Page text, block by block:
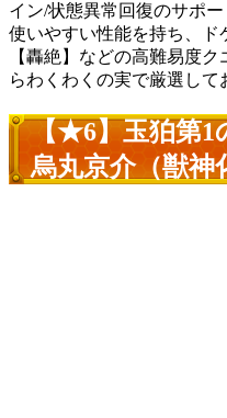
イン/状態異常回復のサポ
使いやすい性能を持ち、ド
【轟絶】などの高難易度
らわくわくの実で厳選して
【★6】玉狛第1
烏丸京介（獣神